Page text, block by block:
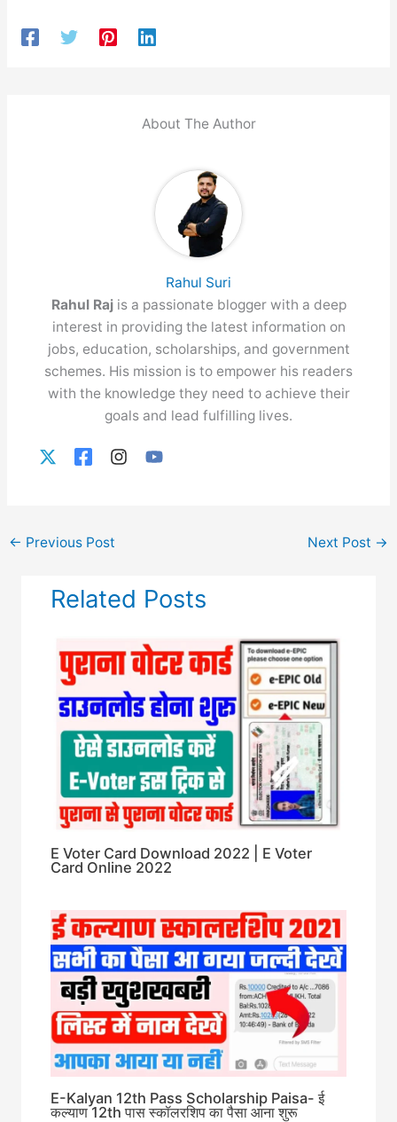
About The Author
Rahul Suri
Rahul Raj is a passionate blogger with a deep
interest in providing the latest information on
jobs, education, scholarships, and government
schemes. His mission is to empower his readers
with the knowledge they need to achieve their
goals and lead fulfilling lives.
← Previous Post Next Post →
Related Posts
E Voter Card Download 2022 | E Voter
Card Online 2022
E-Kalyan 12th Pass Scholarship Paisa- ई
कल्याण 12th पास स्कॉलरशिप का पैसा आना शुरू